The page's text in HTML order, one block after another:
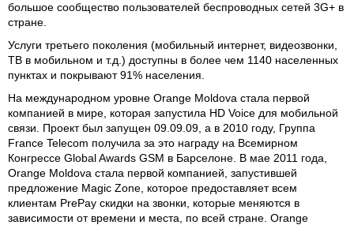
большое сообщество пользователей беспроводных сетей 3G+ в
стране.
Услуги третьего поколения (мобильный интернет, видеозвонки,
ТВ в мобильном и т.д.) доступны в более чем 1140 населенных
пунктах и покрывают 91% населения.
На международном уровне Orange Moldova стала первой
компанией в мире, которая запустила HD Voice для мобильной
связи. Проект был запущен 09.09.09, а в 2010 году, Группа
France Telecom получила за это награду на Всемирном
Конгрессе Global Awards GSM в Барселоне. В мае 2011 года,
Orange Moldova стала первой компанией, запустившей
предложение Magic Zonе, которое предоставляет всем
клиентам PrePay скидки на звонки, которые меняются в
зависимости от времени и места, по всей стране. Orange